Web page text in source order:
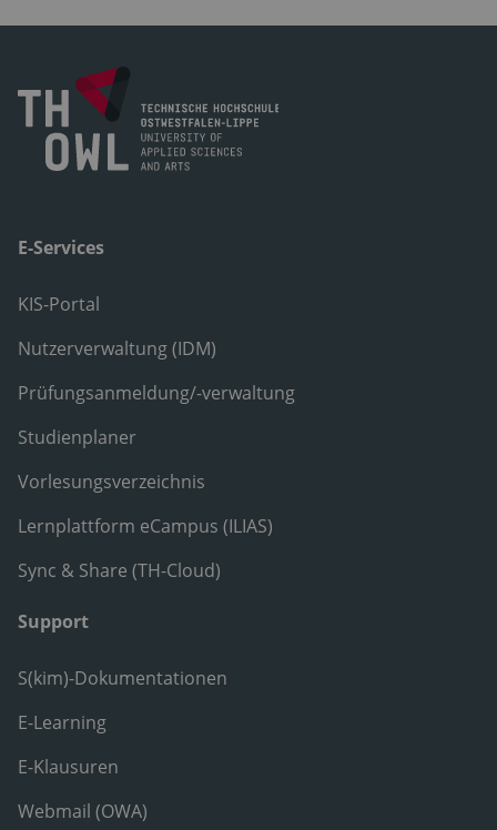
E-Services
KIS-Portal
Nutzerverwaltung (IDM)
Prüfungsanmeldung/-verwaltung
Studienplaner
Vorlesungsverzeichnis
Lernplattform eCampus (ILIAS)
Sync & Share (TH-Cloud)
Support
S(kim)-Dokumentationen
E-Learning
E-Klausuren
Webmail (OWA)